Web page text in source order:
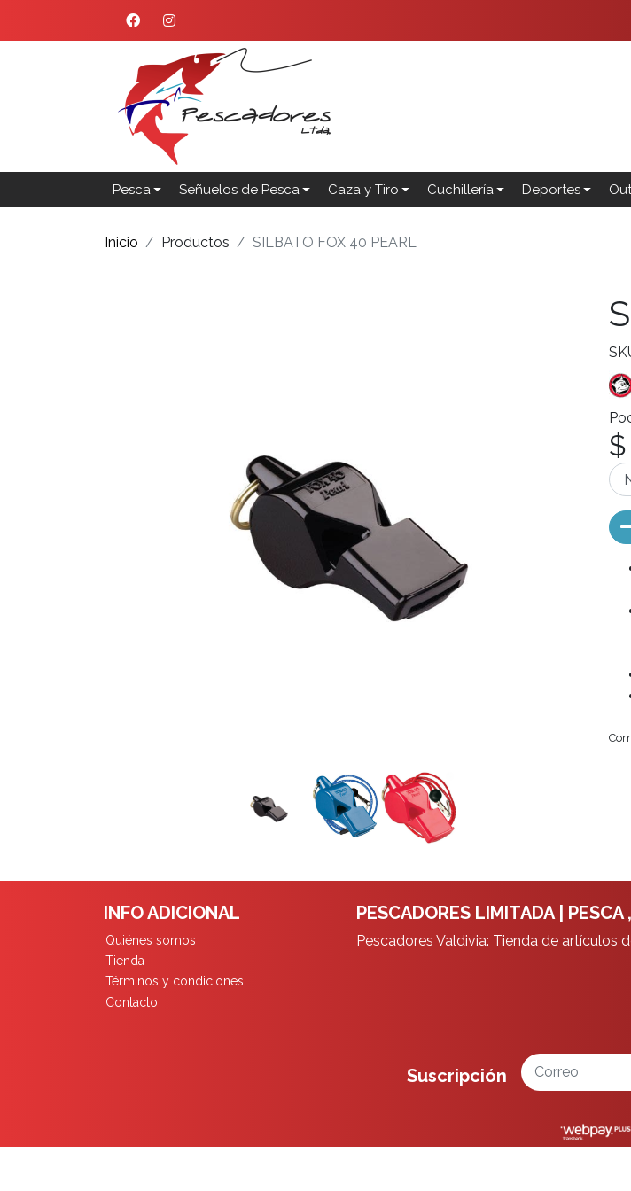
Pesca Señuelos de Pesca Caza y Tiro Cuchillería Deportes
Inicio Productos SILBATO FOX 40 PEARL
$
INFO ADICIONAL
Quiénes somos
Tienda
Términos y condiciones
Contacto
PESCADORES LIMITADA |
Pescadores Valdivia: Tienda de artículos
Suscripción